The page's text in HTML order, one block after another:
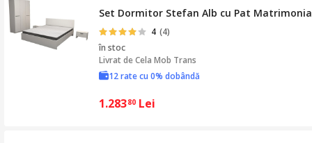
Set Dormitor Stefan Alb cu Pat
4 (4)
în stoc
Livrat deCela Mob Trans
12 rate cu 0% dobândă
1.28380 Lei